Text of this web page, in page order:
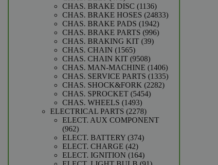
producten
CHAS. BRAKE DISC 11361136
producten
CHAS. BRAKE HOSES 2483324833
CHAS. BRAKE PADS 19421942
producten
CHAS. BRAKE PARTS 996996
CHAS. BRAKING KIT 3939
CHAS. CHAIN 15651565
producten
CHAS. CHAIN KIT 95089508
producten
CHAS. MAN-MACHINE 14061406
producten
CHAS. SERVICE PARTS 13351335
CHAS. SHOCK&FORK 22822282
CHAS. SPROCKET 54545454
CHAS. WHEELS 14931493
producten
ELECTRICAL PARTS 22782278
producten
ELECT. AUX COMPONENT
962962
producten
ELECT. BATTERY 374374
ELECT. CHARGE 4242
producten
ELECT. IGNITION 164164
producten
91